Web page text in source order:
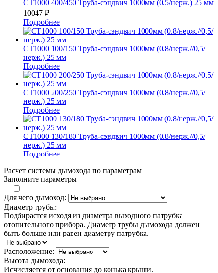
СТ1000 400/450 Труба-сэндвич 1000мм (0.5/нерж.) 25 мм
10047 ₽
Подробнее
СТ1000 100/150 Труба-сэндвич 1000мм (0.8/нерж.//0,5/
нерж.) 25 мм
Подробнее
СТ1000 200/250 Труба-сэндвич 1000мм (0.8/нерж.//0,5/
нерж.) 25 мм
Подробнее
СТ1000 130/180 Труба-сэндвич 1000мм (0.8/нерж.//0,5/
нерж.) 25 мм
Подробнее
Расчет системы дымохода по параметрам
Заполните параметры
Для чего дымоход:
Диаметр трубы:
Подбирается исходя из диаметра выходного патрубка
отопительного прибора. Диаметр трубы дымохода должен
быть больше или равен диаметру патрубка.
Расположение:
Высота дымохода:
Исчисляется от основания до конька крыши.